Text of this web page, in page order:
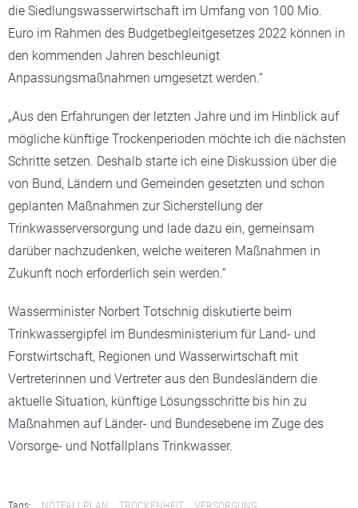
die Siedlungswasserwirtschaft im Umfang von 100 Mio.
Euro im Rahmen des Budgetbegleitgesetzes 2022 können in
den kommenden Jahren beschleunigt
Anpassungsmaßnahmen umgesetzt werden.“
„Aus den Erfahrungen der letzten Jahre und im Hinblick auf
mögliche künftige Trockenperioden möchte ich die nächsten
Schritte setzen. Deshalb starte ich eine Diskussion über die
von Bund, Ländern und Gemeinden gesetzten und schon
geplanten Maßnahmen zur Sicherstellung der
Trinkwasserversorgung und lade dazu ein, gemeinsam
darüber nachzudenken, welche weiteren Maßnahmen in
Zukunft noch erforderlich sein werden.“
Wasserminister Norbert Totschnig diskutierte beim
Trinkwassergipfel im Bundesministerium für Land- und
Forstwirtschaft, Regionen und Wasserwirtschaft mit
Vertreterinnen und Vertreter aus den Bundesländern die
aktuelle Situation, künftige Lösungsschritte bis hin zu
Maßnahmen auf Länder- und Bundesebene im Zuge des
Vorsorge- und Notfallplans Trinkwasser.